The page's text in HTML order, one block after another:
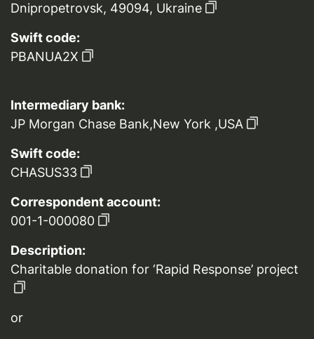
Dnipropetrovsk, 49094, Ukraine
Swift code:
PBANUA2X
Intermediary bank:
JP Morgan Chase Bank,New York ,USA
Swift code:
CHASUS33
Correspondent account:
001-1-000080
Description:
Charitable donation for ‘Rapid Response’ project
or